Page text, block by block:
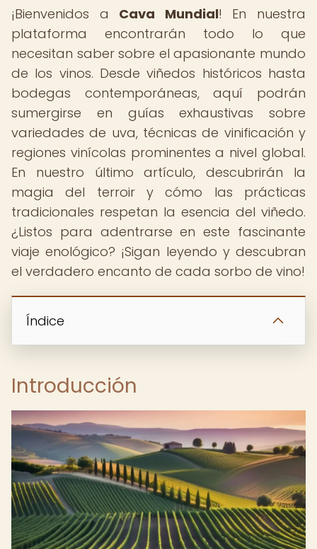
¡Bienvenidos a Cava Mundial! En nuestra
plataforma encontrarán todo lo que
necesitan saber sobre el apasionante mundo
de los vinos. Desde viñedos históricos hasta
bodegas contemporáneas, aquí podrán
sumergirse en guías exhaustivas sobre
variedades de uva, técnicas de vinificación y
regiones vinícolas prominentes a nivel global.
En nuestro último artículo, descubrirán la
magia del terroir y cómo las prácticas
tradicionales respetan la esencia del viñedo.
¿Listos para adentrarse en este fascinante
viaje enológico? ¡Sigan leyendo y descubran
el verdadero encanto de cada sorbo de vino!
Índice
Introducción